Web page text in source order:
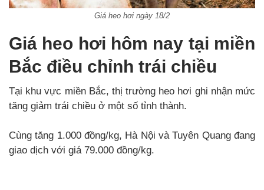
Giá heo hơi ngày 18/2
Giá heo hơi hôm nay tại miền
Bắc điều chỉnh trái chiều
Tại khu vực miền Bắc, thị trường heo hơi ghi nhận mức
tăng giảm trái chiều ở một số tỉnh thành.
Cùng tăng 1.000 đồng/kg, Hà Nội và Tuyên Quang đang
giao dịch với giá 79.000 đồng/kg.